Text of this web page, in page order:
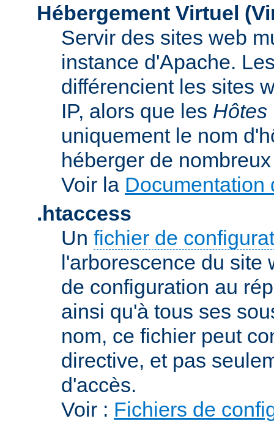
Hébergement Virtuel
Servir des sites web
instance d'Apache.
différencient les sites
IP, alors que les Hôtes
uniquement le nom
héberger de
Voir la Documentation
.htaccess
Un fichier de
l'arborescence du
de configuration au
ainsi qu'à tous ses
nom, ce fichier peut
directive, et pas
d'accès.
Voir : Fichiers de